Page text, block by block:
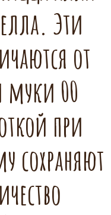
Эти
от
муки 00
при
сохраняют